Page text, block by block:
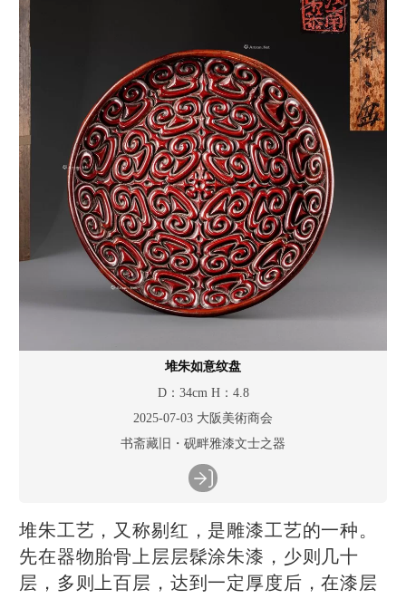
堆朱如意纹盘
D：34cm H：4.8
2025-07-03 大阪美術商会
书斋藏旧・砚畔雅漆文士之器
堆朱工艺，又称剔红，是雕漆工艺的一种。
先在器物胎骨上层层髹涂朱漆，少则几十
层，多则上百层，达到一定厚度后，在漆层